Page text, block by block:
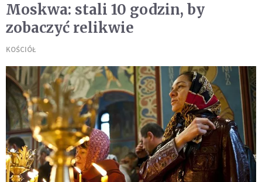
Moskwa: stali 10 godzin, by
zobaczyć relikwie
KOŚCIÓŁ